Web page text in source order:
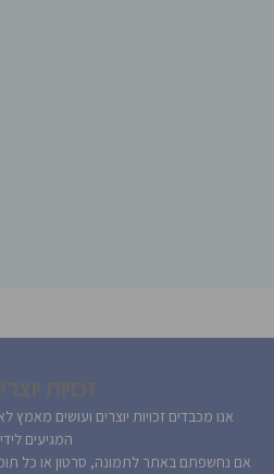
אנו מכבדים זכויות יוצרים ועושים מאמץ
המגיעים
אם נחשפתם באתר לתמונה, סרטון או כל